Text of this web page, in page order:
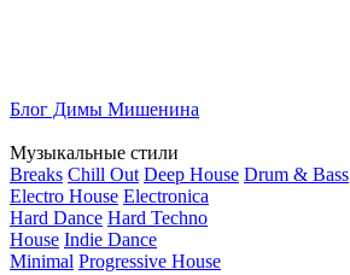
Блог Димы Мишенина
Музыкальные стили
Breaks Chill Out Deep House Drum & Bass
Electro House Electronica
Hard Dance Hard Techno
House Indie Dance
Minimal Progressive House